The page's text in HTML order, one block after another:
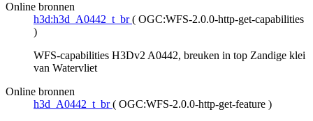
Online bronnen
h3d:h3d_A0442_t_br ( OGC:WFS-2.0.0-http-get-capabilities
)
WFS-capabilities H3Dv2 A0442, breuken in top Zandige klei
van Watervliet
Online bronnen
h3d_A0442_t_br ( OGC:WFS-2.0.0-http-get-feature )